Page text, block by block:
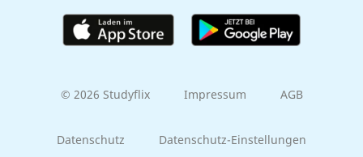
© 2026 Studyflix Impressum AGB
Datenschutz Datenschutz-Einstellungen